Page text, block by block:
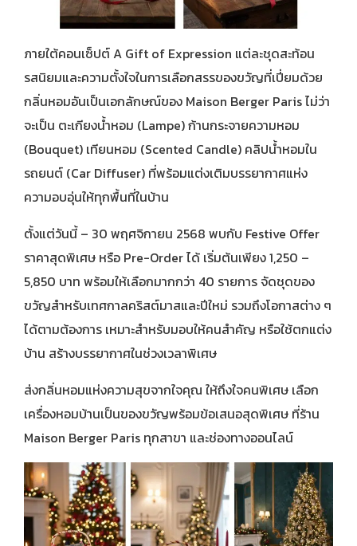
ภายใต้คอนเซ็ปต์ A Gift of Expression แต่ละชุดสะท้อน
รสนิยมและความตั้งใจในการเลือกสรรของขวัญที่เปี่ยมด้วย
กลิ่นหอมอันเป็นเอกลักษณ์ของ Maison Berger Paris ไม่ว่า
จะเป็น ตะเกียงน้ำหอม (Lampe) ก้านกระจายความหอม
(Bouquet) เทียนหอม (Scented Candle) คลิปน้ำหอมใน
รถยนต์ (Car Diffuser) ที่พร้อมแต่งเติมบรรยากาศแห่ง
ความอบอุ่นให้ทุกพื้นที่ในบ้าน
ตั้งแต่วันนี้ – 30 พฤศจิกายน 2568 พบกับ Festive Offer
ราคาสุดพิเศษ หรือ Pre-Order ได้ เริ่มต้นเพียง 1,250 –
5,850 บาท พร้อมให้เลือกมากกว่า 40 รายการ จัดชุดของ
ขวัญสำหรับเทศกาลคริสต์มาสและปีใหม่ รวมถึงโอกาสต่าง ๆ
ได้ตามต้องการ เหมาะสำหรับมอบให้คนสำคัญ หรือใช้ตกแต่ง
บ้าน สร้างบรรยากาศในช่วงเวลาพิเศษ
ส่งกลิ่นหอมแห่งความสุขจากใจคุณ ให้ถึงใจคนพิเศษ เลือก
เครื่องหอมบ้านเป็นของขวัญพร้อมข้อเสนอสุดพิเศษ ที่ร้าน
Maison Berger Paris ทุกสาขา และช่องทางออนไลน์